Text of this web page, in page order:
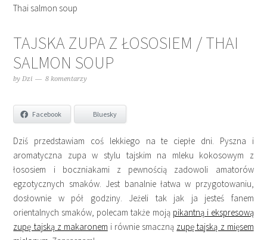
Thai salmon soup
TAJSKA ZUPA Z ŁOSOSIEM / THAI
SALMON SOUP
byDzi 8 komentarzy
Facebook Bluesky
Dziś przedstawiam coś lekkiego na te ciepłe dni. Pyszna i
aromatyczna zupa w stylu tajskim na mleku kokosowym z
łososiem i boczniakami z pewnością zadowoli amatorów
egzotycznych smaków. Jest banalnie łatwa w przygotowaniu,
dosłownie w pół godziny. Jeżeli tak jak ja jesteś fanem
orientalnych smaków, polecam także moją pikantną i ekspresową
zupę tajską z makaronem i równie smaczną zupę tajską z mięsem